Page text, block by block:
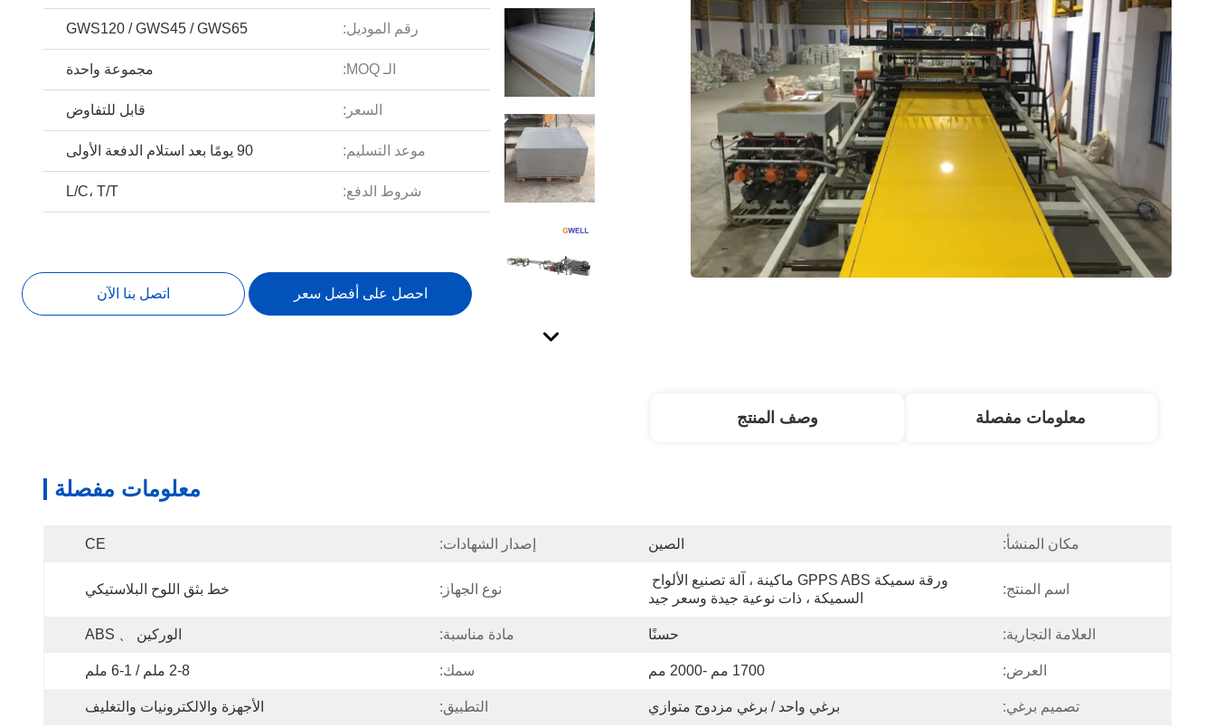
رقم الموديل: GWS120 / GWS45 / GWS65
الـ MOQ: مجموعة واحدة
السعر: قابل للتفاوض
موعد التسليم: 90 يومًا بعد استلام الدفعة الأولى
شروط الدفع: L/C، T/T
احصل على أفضل سعر اتصل بنا الآن
معلومات مفصلة وصف المنتج
معلومات مفصلة
مكان المنشأ: الصين إصدار الشهادات: CE
اسم المنتج:
السميكة ، ذات نوعية جيدة وسعر جيد
نوع الجهاز: خط بثق اللوح البلاستيكي
العلامة التجارية: حسنًا مادة مناسبة: الوركين 、 ABS
العرض: 1700 مم -2000 مم سمك: 2-8 ملم / 1-6 ملم
تصميم برغي: برغي واحد / برغي مزدوج متوازي التطبيق: الأجهزة والالكترونيات والتغليف